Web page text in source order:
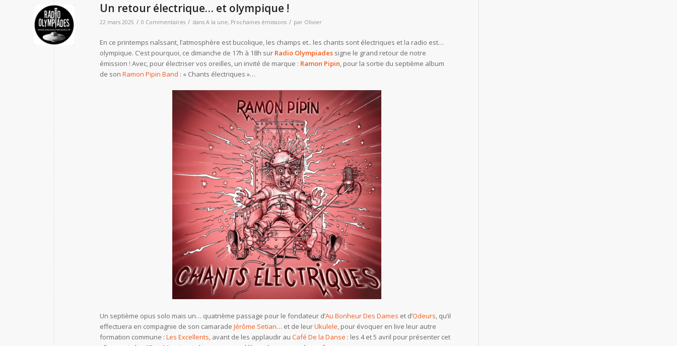
Un retour électrique… et olympique !
22 mars 2025 / 0 Commentaires / dans A la une, Prochaines émissions / par Olivier
En ce printemps naîssant, l’atmosphère est bucolique, les champs et.. les chants sont électriques et la radio est…
olympique. C’est pourquoi, ce dimanche de 17h à 18h sur Radio Olympiades signe le grand retour de notre
émission ! Avec, pour électriser vos oreilles, un invité de marque : Ramon Pipin, pour la sortie du septième album
de son Ramon Pipin Band : « Chants électriques »…
Un septième opus solo mais un… quatrième passage pour le fondateur d’Au Bonheur Des Dames et d’Odeurs, qu’il
effectuera en compagnie de son camarade Jérôme Setian… et de leurUkulele, pour évoquer en live leur autre
formation commune : Les Excellents, avant de les applaudir au Café De la Danse : les 4 et 5 avril pour présenter cet